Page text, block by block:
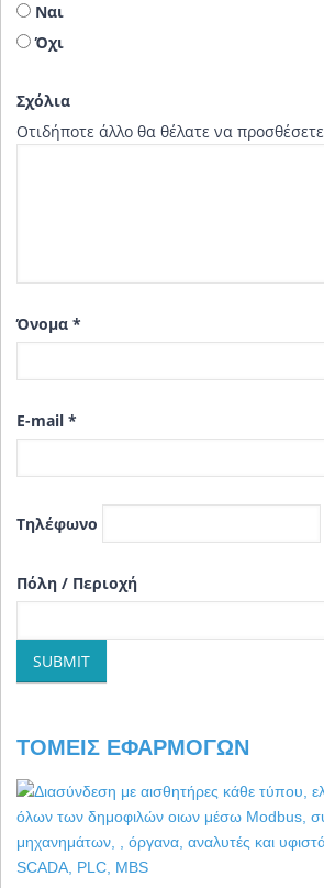
Ναι
Όχι
Σχόλια
Οτιδήποτε άλλο θα θέλατε να προσθέσετε
Όνομα *
E-mail *
Τηλέφωνο
Πόλη / Περιοχή
ΤΟΜΕΊΣ ΕΦΑΡΜΟΓΏΝ